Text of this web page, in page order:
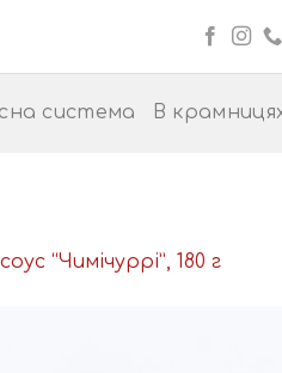
система В
“Чимічуррі”, 180 г